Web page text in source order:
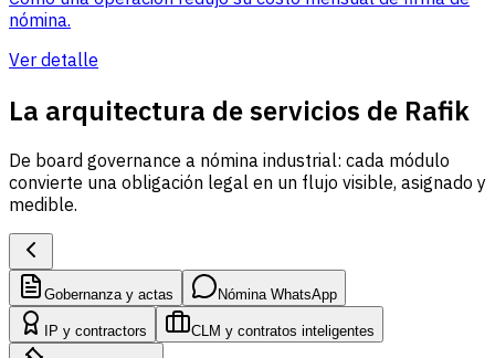
nómina.
Ver detalle
La arquitectura de servicios de Rafik
De board governance a nómina industrial: cada módulo
convierte una obligación legal en un flujo visible, asignado y
medible.
Gobernanza y actas Nómina WhatsApp
IP y contractors CLM y contratos inteligentes